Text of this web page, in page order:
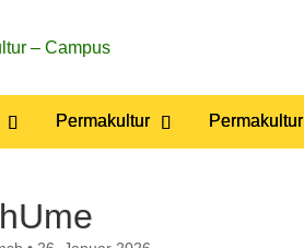
Permakultur